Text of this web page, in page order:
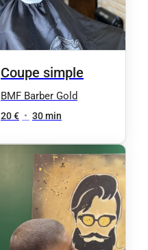
Coupe simple
BMF Barber Gold
20 € • 30 min